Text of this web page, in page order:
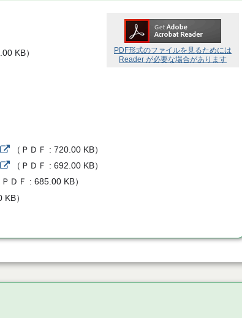
PDF形式のファイルを見るためには
Reader が必要な場合があります
KB）
（ ＰＤＦ 720.00 KB）
（ ＰＤＦ 692.00 KB）
ＰＤＦ 685.00 KB）
KB）